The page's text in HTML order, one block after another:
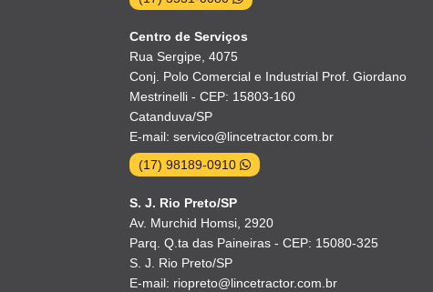
Centro de Serviços
Rua Sergipe, 4075
Conj. Polo Comercial e Industrial Prof. Giordano
Mestrinelli - CEP: 15803-160
Catanduva/SP
E-mail: servico@lincetractor.com.br
(17) 98189-0910
S. J. Rio Preto/SP
Av. Murchid Homsi, 2920
Parq. Q.ta das Paineiras - CEP: 15080-325
S. J. Rio Preto/SP
E-mail: riopreto@lincetractor.com.br